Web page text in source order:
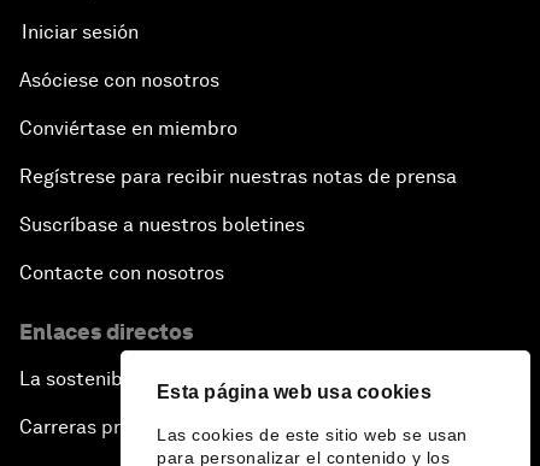
Esta página web usa cookies
Las cookies de este sitio web se usan
para personalizar el contenido y los
Iniciar sesión
Asóciese con nosotros
Conviértase en miembro
Regístrese para recibir nuestras notas de prensa
Suscríbase a nuestros boletines
Contacte con nosotros
Enlaces directos
La sostenibilidad en el Foro
Carreras profesionales